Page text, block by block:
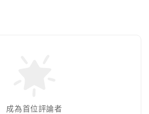
成為首位評論者